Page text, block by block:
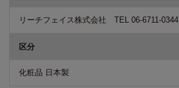
リーチフェイス株式会社 TEL 06-6711-0344
区分
化粧品 日本製